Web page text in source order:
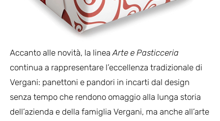
Accanto alle novità, la lineaArte e Pasticceria
continua a rappresentare l’eccellenza tradizionale di
Vergani: panettoni e pandori in incarti dal design
senza tempo che rendono omaggio alla lunga storia
dell’azienda e della famiglia Vergani, ma anche all’arte